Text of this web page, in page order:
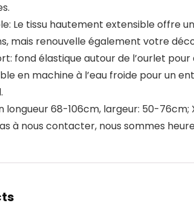
Le tissu hautement extensible offre
mais renouvelle également votre
fond élastique autour de l’ourlet
en machine à l’eau froide pour un
longueur 68-106cm, largeur: 50-
à nous contacter, nous sommes